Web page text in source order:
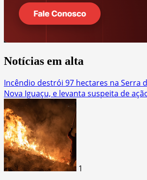
Notícias em alta
Incêndio destrói 97 hectares na Serra
Nova Iguaçu, e levanta suspeita de
1